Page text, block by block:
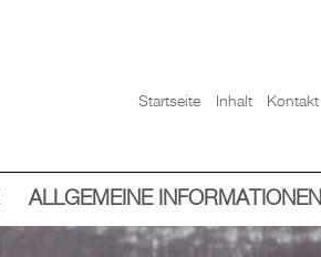
Startseite Inhalt Kontakt
ALLGEMEINE INFORMATIONEN